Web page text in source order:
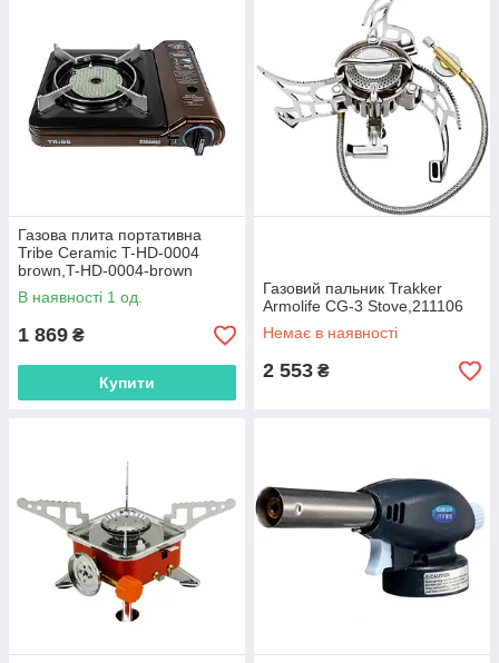
Газова плита портативна
Tribe Ceramic T-HD-0004
brown,T-HD-0004-brown
В наявності 1 од.
1 869 ₴
Купити
Газовий пальник Trakker
Armolife CG-3 Stove,211106
Немає в наявності
2 553 ₴